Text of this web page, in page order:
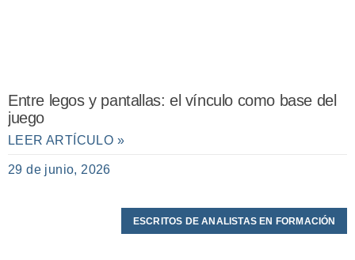
Entre legos y pantallas: el vínculo como base del
juego
LEER ARTÍCULO »
29 de junio, 2026
ESCRITOS DE ANALISTAS EN FORMACIÓN